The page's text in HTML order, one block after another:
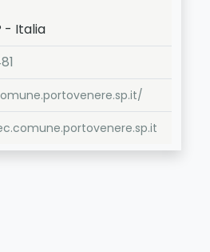
- Italia
9.837